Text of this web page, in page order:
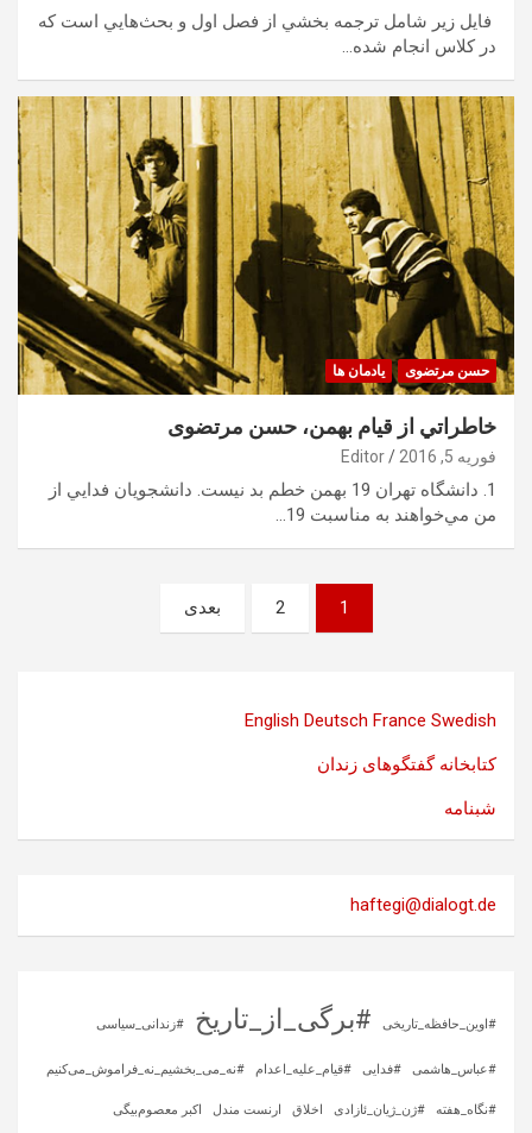
فايل زير شامل ترجمه بخشي از فصل اول و بحث‌هايي است كه
در كلاس انجام شده…
حسن مرتضوی یادمان ها
خاطراتي از قيام بهمن، حسن مرتضوی
فوریه 5, 2016 Editor
1. دانشگاه تهران 19 بهمن خطم بد نيست. دانشجويان فدايي از
من مي‌خواهند به مناسبت 19…
1
2 بعدی
English Deutsch France Swedish
کتابخانه گفتگوهای زندان
شبنامه
haftegi@dialogt.de
#اوین_حافظه_تاریخی #برگی_از_تاریخ #زندانی_سیاسی
#عباس_هاشمی #فدایی #قیام_علیه_اعدام #نه_می_بخشیم_نه_فراموش_می‌کنیم
#نگاه_هفته #ژن_ژیان_ئازادی اخلاق ارنست مندل اکبر معصوم‌بیگی